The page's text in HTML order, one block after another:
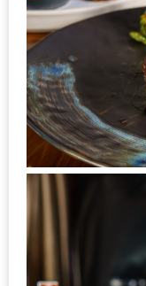
ประทาน
LE
CRYSTAL
เชียงใหม่
ลุ้น